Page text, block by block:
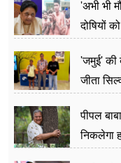
'अभी भी
दोषियों
'जमुई' की
जीता
पीपल
निकलेगा